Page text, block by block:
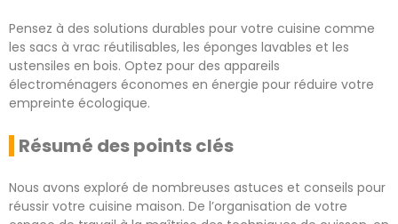
Pensez à des solutions durables pour votre cuisine comme
les sacs à vrac réutilisables, les éponges lavables et les
ustensiles en bois. Optez pour des appareils
électroménagers économes en énergie pour réduire votre
empreinte écologique.
Résumé des points clés
Nous avons exploré de nombreuses astuces et conseils pour
réussir votre cuisine maison. De l’organisation de votre